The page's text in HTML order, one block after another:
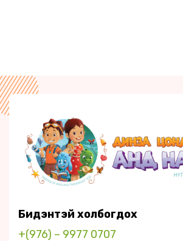
Бидэнтэй холбогдох
+(976) – 9977 0707